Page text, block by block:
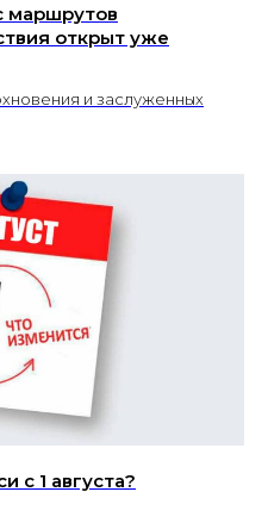
маршрутов
открыт уже
и заслуженных
с 1 августа?